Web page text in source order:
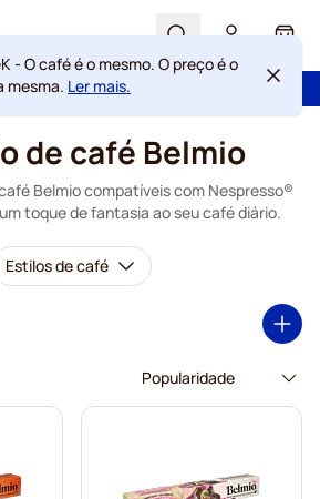
Search Cart
Portes grátis acima de 49 €
dias de direito de rescisão
- O café é o mesmo. O preço é o
mesma. Ler mais.
de café Belmio
Belmio compatíveis com Nespresso®
toque de fantasia ao seu café diário.
Estilos de café